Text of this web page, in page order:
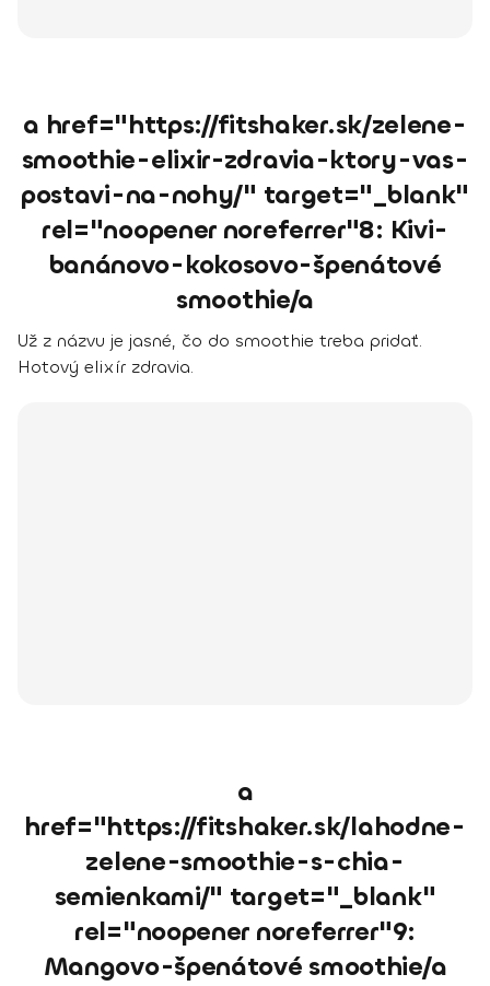
a href="https://fitshaker.sk/zelene-
smoothie-elixir-zdravia-ktory-vas-
postavi-na-nohy/" target="_blank"
rel="noopener noreferrer"8: Kivi-
banánovo-kokosovo-špenátové
smoothie/a
Už z názvu je jasné, čo do smoothie treba pridať.
Hotový elixír zdravia.
a
href="https://fitshaker.sk/lahodne-
zelene-smoothie-s-chia-
semienkami/" target="_blank"
rel="noopener noreferrer"9:
Mangovo-špenátové smoothie/a